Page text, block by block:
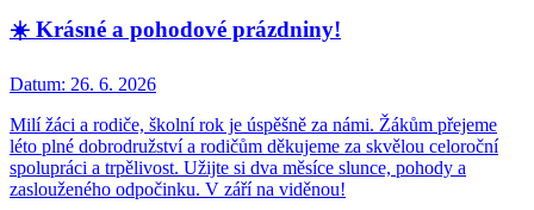
☀️ Krásné a pohodové prázdniny!
Datum: 26. 6. 2026
Milí žáci a rodiče, školní rok je úspěšně za námi. Žákům přejeme
léto plné dobrodružství a rodičům děkujeme za skvělou celoroční
spolupráci a trpělivost. Užijte si dva měsíce slunce, pohody a
zaslouženého odpočinku. V září na viděnou!